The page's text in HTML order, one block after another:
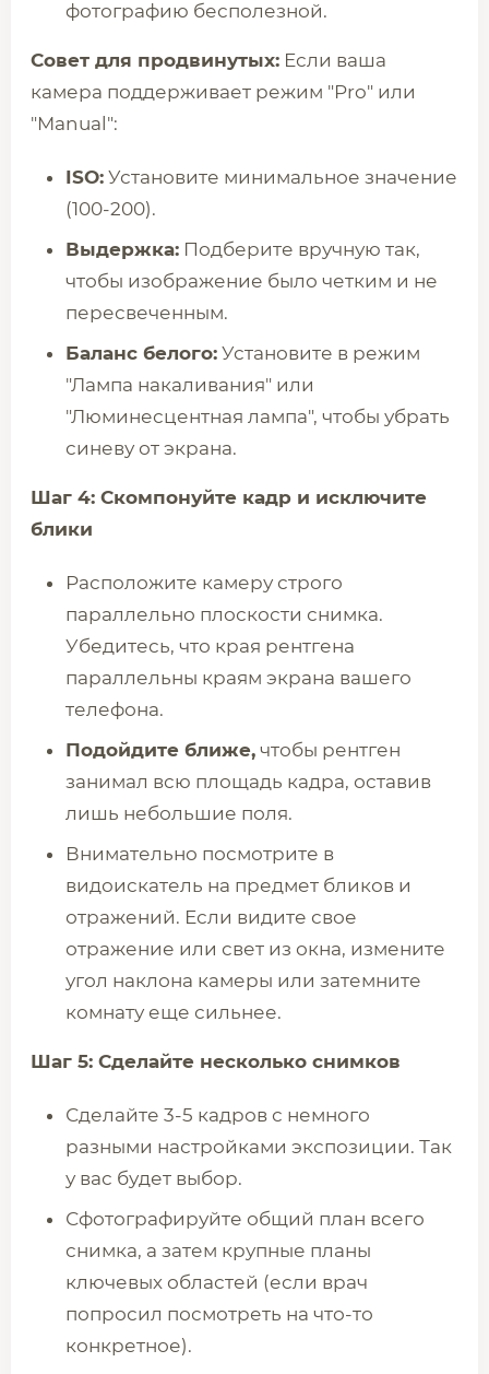
фотографию бесполезной.
Совет для продвинутых: Если ваша
камера поддерживает режим "Pro" или
"Manual":
ISO: Установите минимальное значение
(100-200).
Выдержка: Подберите вручную так,
чтобы изображение было четким и не
пересвеченным.
Баланс белого: Установите в режим
"Лампа накаливания" или
"Люминесцентная лампа", чтобы убрать
синеву от экрана.
Шаг 4: Скомпонуйте кадр и исключите
блики
Расположите камеру строго
параллельно плоскости снимка.
Убедитесь, что края рентгена
параллельны краям экрана вашего
телефона.
Подойдите ближе, чтобы рентген
занимал всю площадь кадра, оставив
лишь небольшие поля.
Внимательно посмотрите в
видоискатель на предмет бликов и
отражений. Если видите свое
отражение или свет из окна, измените
угол наклона камеры или затемните
комнату еще сильнее.
Шаг 5: Сделайте несколько снимков
Сделайте 3-5 кадров с немного
разными настройками экспозиции. Так
у вас будет выбор.
Сфотографируйте общий план всего
снимка, а затем крупные планы
ключевых областей (если врач
попросил посмотреть на что-то
конкретное).